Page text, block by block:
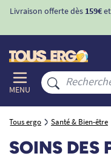
Livraison offerte dès 159€
MENU
Tous ergo Santé & Bien-être
SOINS DES